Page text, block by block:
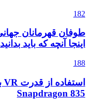
182
اینجا آنچه که باید بدانید
188
Snapdragon 835